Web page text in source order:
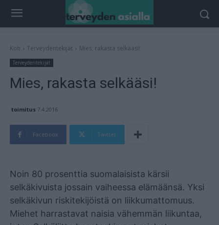
Koti Terveydentekijät Mies, rakasta selkääsi!
Terveydentekijät
Mies, rakasta selkääsi!
toimitus 7.4.2016
Facebook Twitter
Noin 80 prosenttia suomalaisista kärsii
selkäkivuista jossain vaiheessa elämäänsä. Yksi
selkäkivun riskitekijöistä on liikkumattomuus.
Miehet harrastavat naisia vähemmän liikuntaa,